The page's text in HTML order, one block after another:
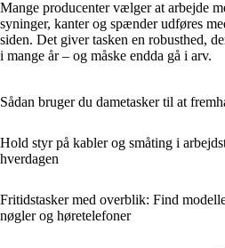
Mange producenter vælger at arbejde
syninger, kanter og spænder udføres
siden. Det giver tasken en robusthed,
i mange år – og måske endda gå i arv.
Sådan bruger du dametasker til at
Hold styr på kabler og småting i
hverdagen
Fritidstasker med overblik: Find
nøgler og høretelefoner